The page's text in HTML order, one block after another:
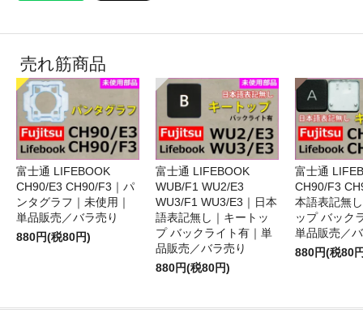
売れ筋商品
富士通 LIFEBOOK
CH90/E3 CH90/F3｜パ
ンタグラフ｜未使用｜
単品販売／バラ売り
880円(税80円)
富士通 LIFEBOOK
WUB/F1 WU2/E3
WU3/F1 WU3/E3｜日本
語表記無し｜キートッ
プ バックライト有｜単
品販売／バラ売り
880円(税80円)
富士通
CH90/F3
本語表記無
ップ バック
単品販売／
880円(税80